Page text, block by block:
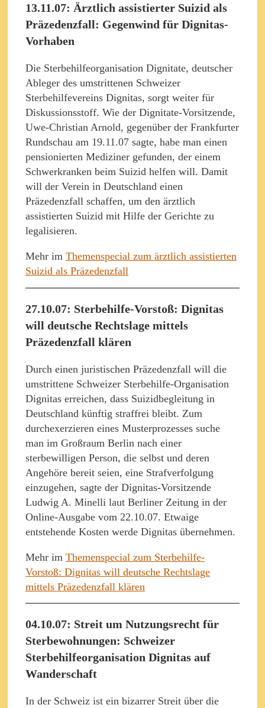
13.11.07: Ärztlich assistierter Suizid als
Präzedenzfall: Gegenwind für Dignitas-
Vorhaben
Die Sterbehilfeorganisation Dignitate, deutscher
Ableger des umstrittenen Schweizer
Sterbehilfevereins Dignitas, sorgt weiter für
Diskussionsstoff. Wie der Dignitate-Vorsitzende,
Uwe-Christian Arnold, gegenüber der Frankfurter
Rundschau am 19.11.07 sagte, habe man einen
pensionierten Mediziner gefunden, der einem
Schwerkranken beim Suizid helfen will. Damit
will der Verein in Deutschland einen
Präzedenzfall schaffen, um den ärztlich
assistierten Suizid mit Hilfe der Gerichte zu
legalisieren.
Mehr im Themenspecial zum ärztlich assistierten
Suizid als Präzedenzfall
27.10.07: Sterbehilfe-Vorstoß: Dignitas
will deutsche Rechtslage mittels
Präzedenzfall klären
Durch einen juristischen Präzedenzfall will die
umstrittene Schweizer Sterbehilfe-Organisation
Dignitas erreichen, dass Suizidbegleitung in
Deutschland künftig straffrei bleibt. Zum
durchexerzieren eines Musterprozesses suche
man im Großraum Berlin nach einer
sterbewilligen Person, die selbst und deren
Angehöre bereit seien, eine Strafverfolgung
einzugehen, sagte der Dignitas-Vorsitzende
Ludwig A. Minelli laut Berliner Zeitung in der
Online-Ausgabe vom 22.10.07. Etwaige
entstehende Kosten werde Dignitas übernehmen.
Mehr im Themenspecial zum Sterbehilfe-
Vorstoß: Dignitas will deutsche Rechtslage
mittels Präzedenzfall klären
04.10.07: Streit um Nutzungsrecht für
Sterbewohnungen: Schweizer
Sterbehilfeorganisation Dignitas auf
Wanderschaft
In der Schweiz ist ein bizarrer Streit über die